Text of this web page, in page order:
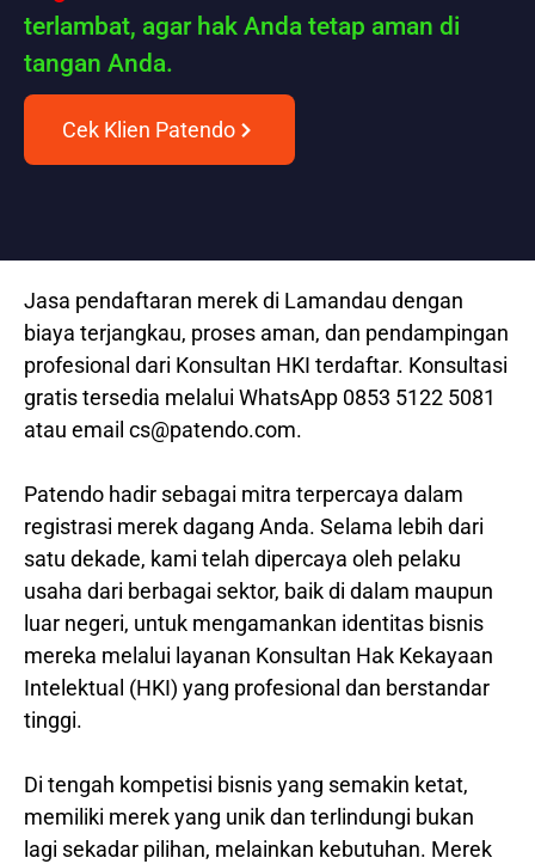
terlambat, agar hak Anda tetap aman di
tangan Anda.
Cek Klien Patendo
Jasa pendaftaran merek di Lamandau dengan
biaya terjangkau, proses aman, dan pendampingan
profesional dari Konsultan HKI terdaftar. Konsultasi
gratis tersedia melalui WhatsApp 0853 5122 5081
atau email cs@patendo.com.
Patendo hadir sebagai mitra terpercaya dalam
registrasi merek dagang Anda. Selama lebih dari
satu dekade, kami telah dipercaya oleh pelaku
usaha dari berbagai sektor, baik di dalam maupun
luar negeri, untuk mengamankan identitas bisnis
mereka melalui layanan Konsultan Hak Kekayaan
Intelektual (HKI) yang profesional dan berstandar
tinggi.
Di tengah kompetisi bisnis yang semakin ketat,
memiliki merek yang unik dan terlindungi bukan
lagi sekadar pilihan, melainkan kebutuhan. Merek